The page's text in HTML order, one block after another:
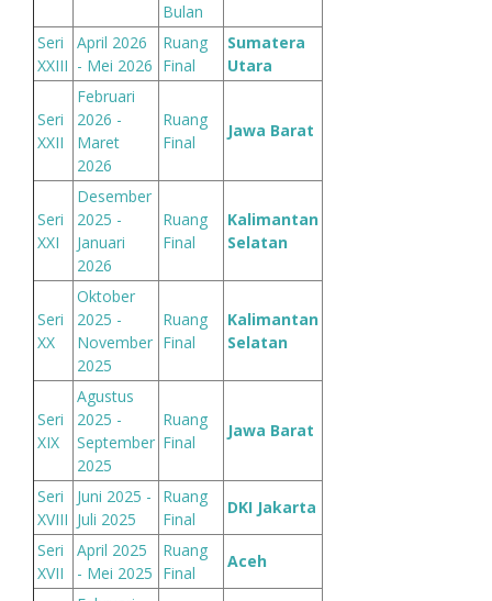
Bulan
Seri
XXIII
April 2026
- Mei 2026
Ruang
Final
Sumatera
Utara
Seri
XXII
Februari
2026 -
Maret
2026
Ruang
Final
Jawa Barat
Seri
XXI
Desember
2025 -
Januari
2026
Ruang
Final
Kalimantan
Selatan
Seri
XX
Oktober
2025 -
November
2025
Ruang
Final
Kalimantan
Selatan
Seri
XIX
Agustus
2025 -
September
2025
Ruang
Final
Jawa Barat
Seri
XVIII
Juni 2025 -
Juli 2025
Ruang
Final
DKI Jakarta
Seri
XVII
April 2025
- Mei 2025
Ruang
Final
Aceh